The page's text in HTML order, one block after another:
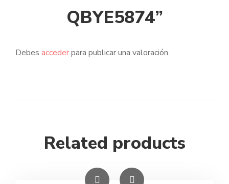
QBYE5874”
Debes accederpara publicar una valoración.
Related products